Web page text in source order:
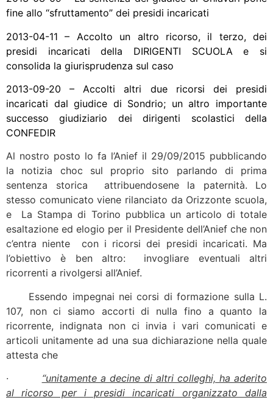
fine allo “sfruttamento” dei presidi incaricati
2013-04-11 – Accolto un altro ricorso, il terzo, dei
presidi incaricati della DIRIGENTI SCUOLA e si
consolida la giurisprudenza sul caso
2013-09-20 – Accolti altri due ricorsi dei presidi
incaricati dal giudice di Sondrio; un altro importante
successo giudiziario dei dirigenti scolastici della
CONFEDIR
Al nostro posto lo fa l’Anief il 29/09/2015 pubblicando
la notizia choc sul proprio sito parlando di prima
sentenza storica attribuendosene la paternità. Lo
stesso comunicato viene rilanciato da Orizzonte scuola,
e La Stampa di Torino pubblica un articolo di totale
esaltazione ed elogio per il Presidente dell’Anief che non
c’entra niente con i ricorsi dei presidi incaricati. Ma
l’obiettivo è ben altro: invogliare eventuali altri
ricorrenti a rivolgersi all’Anief.
Essendo impegnai nei corsi di formazione sulla L.
107, non ci siamo accorti di nulla fino a quanto la
ricorrente, indignata non ci invia i vari comunicati e
articoli unitamente ad una sua dichiarazione nella quale
attesta che
· “unitamente a decine di altri colleghi, ha aderito
al ricorso per i presidi incaricati organizzato dalla